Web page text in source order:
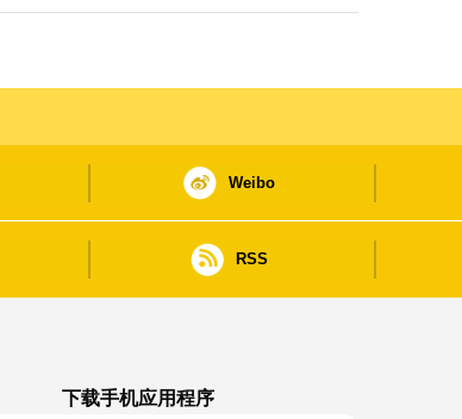
Weibo
RSS
下载手机应用程序